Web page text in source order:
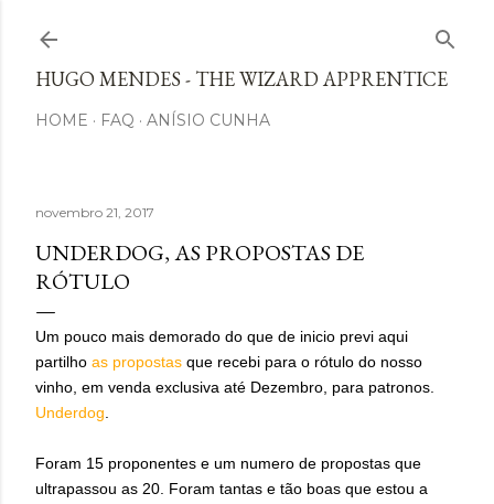
HUGO MENDES - THE WIZARD APPRENTICE
HOME FAQ ANÍSIO CUNHA
novembro 21, 2017
UNDERDOG, AS PROPOSTAS DE
RÓTULO
Um pouco mais demorado do que de inicio previ aqui
partilho as propostas que recebi para o rótulo do nosso
vinho, em venda exclusiva até Dezembro, para patronos.
Underdog
Foram 15 proponentes e um numero de propostas que
ultrapassou as 20. Foram tantas e tão boas que estou a